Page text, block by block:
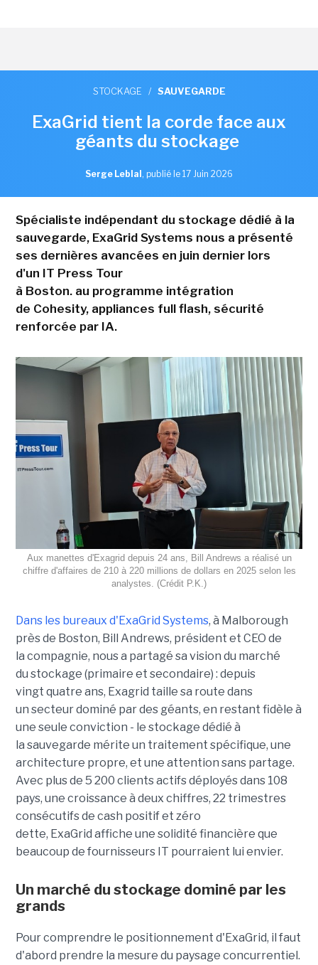
STOCKAGE / SAUVEGARDE
ExaGrid tient la corde face aux
géants du stockage
Serge Leblal , publié le 17 Juin 2026
Spécialiste indépendant du stockage dédié à la
sauvegarde, ExaGrid Systems nous a présenté
ses dernières avancées en juin dernier lors
d'un IT Press Tour
à Boston. au programme intégration
de Cohesity, appliances full flash, sécurité
renforcée par IA.
Aux manettes d'Exagrid depuis 24 ans, Bill Andrews a réalisé un
chiffre d'affaires de 210 à 220 millions de dollars en 2025 selon les
analystes. (Crédit P.K.)
Dans les bureaux d'ExaGrid Systems, à Malborough
près de Boston, Bill Andrews, président et CEO de
la compagnie, nous a partagé sa vision du marché
du stockage (primaire et secondaire) : depuis
vingt quatre ans, Exagrid taille sa route dans
un secteur dominé par des géants, en restant fidèle à
une seule conviction - le stockage dédié à
la sauvegarde mérite un traitement spécifique, une
architecture propre, et une attention sans partage.
Avec plus de 5 200 clients actifs déployés dans 108
pays, une croissance à deux chiffres, 22 trimestres
consécutifs de cash positif et zéro
dette, ExaGrid affiche une solidité financière que
beaucoup de fournisseurs IT pourraient lui envier.
Un marché du stockage dominé par les
grands
Pour comprendre le positionnement d'ExaGrid, il faut
d'abord prendre la mesure du paysage concurrentiel.